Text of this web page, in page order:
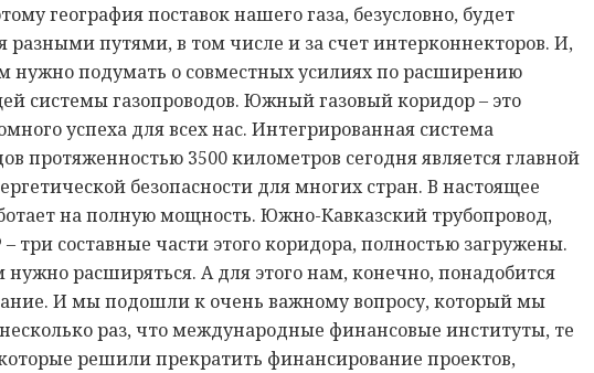
география поставок нашего газа, безусловно, будет
разными путями, в том числе и за счет интерконнекторов. И,
нужно подумать о совместных усилиях по расширению
системы газопроводов. Южный газовый коридор – это
успеха для всех нас. Интегрированная система
протяженностью 3500 километров сегодня является главной
безопасности для многих стран. В настоящее
на полную мощность. Южно-Кавказский трубопровод,
– три составные части этого коридора, полностью загружены.
нужно расширяться. А для этого нам, конечно, понадобится
И мы подошли к очень важному вопросу, который мы
раз, что международные финансовые институты, те
решили прекратить финансирование проектов,